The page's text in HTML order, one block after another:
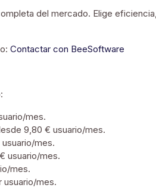
del mercado. Elige
Contactar con BeeSoftware
:
mes.
9,80 € usuario/mes.
usuario/mes.
usuario/mes.
mes.
usuario/mes.